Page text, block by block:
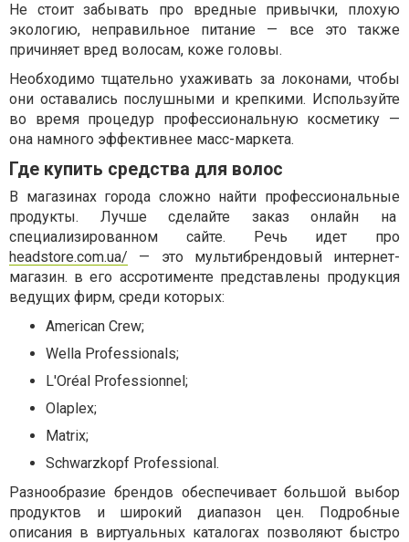
Не стоит забывать про вредные привычки, плохую
экологию, неправильное питание — все это также
причиняет вред волосам, коже головы.
Необходимо тщательно ухаживать за локонами, чтобы
они оставались послушными и крепкими. Используйте
во время процедур профессиональную косметику —
она намного эффективнее масс-маркета.
Где купить средства для волос
В магазинах города сложно найти профессиональные
продукты. Лучше сделайте заказ онлайн на
специализированном сайте. Речь идет про
headstore.com.ua/ — это мультибрендовый интернет-
магазин. в его ассротименте представлены продукция
ведущих фирм, среди которых:
American Crew;
Wella Professionals;
L'Oréal Professionnel;
Olaplex;
Matrix;
Schwarzkopf Professional.
Разнообразие брендов обеспечивает большой выбор
продуктов и широкий диапазон цен. Подробные
описания в виртуальных каталогах позволяют быстро